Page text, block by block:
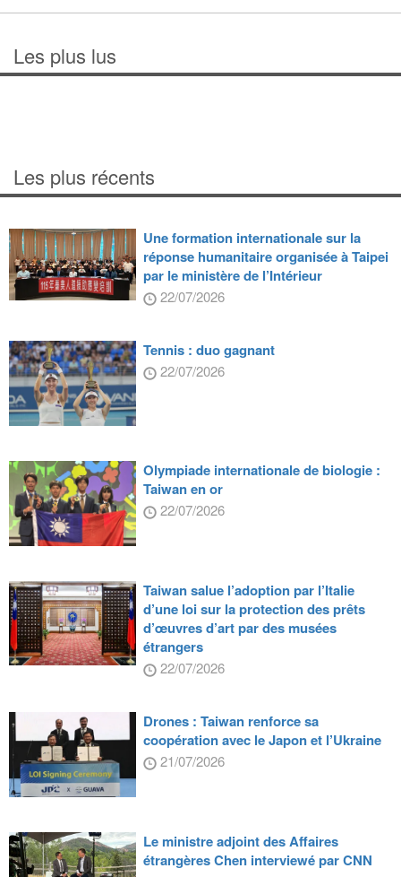
Les plus lus
Les plus récents
Une formation internationale sur la
réponse humanitaire organisée à Taipei
par le ministère de l’Intérieur
22/07/2026
Tennis : duo gagnant
22/07/2026
Olympiade internationale de biologie :
Taiwan en or
22/07/2026
Taiwan salue l’adoption par l’Italie
d’une loi sur la protection des prêts
d’œuvres d’art par des musées
étrangers
22/07/2026
Drones : Taiwan renforce sa
coopération avec le Japon et l’Ukraine
21/07/2026
Le ministre adjoint des Affaires
étrangères Chen interviewé par CNN